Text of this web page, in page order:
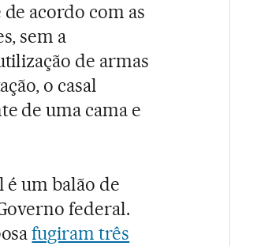
acordo com as
sem a
de armas
o casal
de uma cama e
é um balão de
federal.
fugiram três